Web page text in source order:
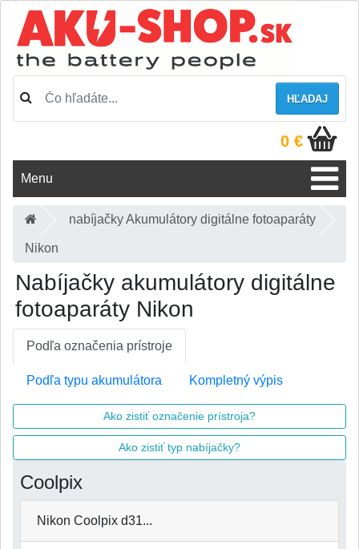
HĽADAJ
0 €
Menu
nabíjačky Akumulátory digitálne fotoaparáty
Nikon
Nabíjačky akumulátory digitálne
fotoaparáty Nikon
Podľa označenia prístroje
Podľa typu akumulátora Kompletný výpis
Ako zistiť označenie prístroja?
Ako zistiť typ nabíjačky?
Coolpix
Nikon Coolpix d31...